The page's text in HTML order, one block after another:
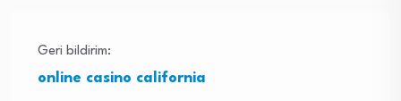
Geri bildirim:
online casino california